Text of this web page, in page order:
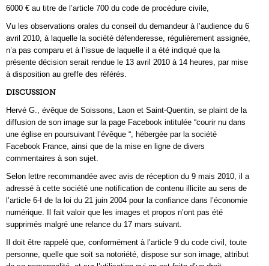
6000 € au titre de l’article 700 du code de procédure civile,
Vu les observations orales du conseil du demandeur à l’audience du 6
avril 2010, à laquelle la société défenderesse, régulièrement assignée,
n’a pas comparu et à l’issue de laquelle il a été indiqué que la
présente décision serait rendue le 13 avril 2010 à 14 heures, par mise
à disposition au greffe des référés.
DISCUSSION
Hervé G., évêque de Soissons, Laon et Saint-Quentin, se plaint de la
diffusion de son image sur la page Facebook intitulée “courir nu dans
une église en poursuivant l’évêque “, hébergée par la société
Facebook France, ainsi que de la mise en ligne de divers
commentaires à son sujet.
Selon lettre recommandée avec avis de réception du 9 mais 2010, il a
adressé à cette société une notification de contenu illicite au sens de
l’article 6-I de la loi du 21 juin 2004 pour la confiance dans l’économie
numérique. Il fait valoir que les images et propos n’ont pas été
supprimés malgré une relance du 17 mars suivant.
Il doit être rappelé que, conformément à l’article 9 du code civil, toute
personne, quelle que soit sa notoriété, dispose sur son image, attribut